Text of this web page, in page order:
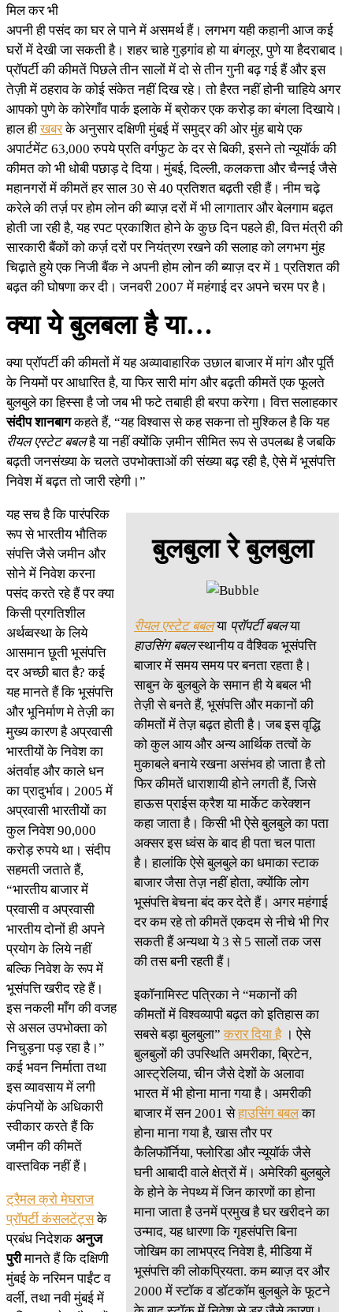
मिल कर भी
अपनी ही पसंद का घर ले पाने में असमर्थ हैं। लगभग यही कहानी आज कई
घरों में देखी जा सकती है। शहर चाहे गुड़गांव हो या बंगलूर, पुणे या हैदराबाद।
प्रॉपर्टी की कीमतें पिछले तीन सालों में दो से तीन गुनी बढ़ गई हैं और इस
तेज़ी में ठहराव के कोई संकेत नहीं दिख रहे। तो हैरत नहीं होनी चाहिये अगर
आपको पुणे के कोरेगाँव पार्क इलाके में ब्रोकर एक करोड़ का बंगला दिखाये।
हाल हीखबरके अनुसार दक्षिणी मुंबई में समुद्र की ओर मुंह बाये एक
अपार्टमेंट 63,000 रुपये प्रति वर्गफुट के दर से बिकी, इसने तो न्यूयॉर्क की
कीमत को भी धोबी पछाड़ दे दिया। मुंबई, दिल्ली, कलकत्ता और चैन्नई जैसे
महानगरों में कीमतें हर साल 30 से 40 प्रतिशत बढ़ती रही हैं। नीम चढ़े
करेले की तर्ज़ पर होम लोन की ब्याज़ दरों में भी लागातार और बेलगाम बढ़त
होती जा रही है, यह रपट प्रकाशित होने के कुछ दिन पहले ही, वित्त मंत्री की
सारकारी बैंकों को कर्ज़ दरों पर नियंत्रण रखने की सलाह को लगभग मुंह
चिढ़ाते हुये एक निजी बैंक ने अपनी होम लोन की ब्याज़ दर में 1 प्रतिशत की
बढ़त की घोषणा कर दी। जनवरी 2007 में महंगाई दर अपने चरम पर है।
क्या ये बुलबला है या…
क्या प्रॉपर्टी की कीमतों में यह अव्यावाहारिक उछाल बाजार में मांग और पूर्ति
के नियमों पर आधारित है, या फिर सारी मांग और बढ़ती कीमतें एक फूलते
बुलबुले का हिस्सा है जो जब भी फटे तबाही ही बरपा करेगा। वित्त सलाहकार
संदीप शानबागकहते हैं, “यह विश्वास से कह सकना तो मुश्किल है कि यह
रीयल एस्टेट बबलहै या नहीं क्योंकि ज़मीन सीमित रूप से उपलब्ध है जबकि
बढ़ती जनसंख्या के चलते उपभोक्ताओं की संख्या बढ़ रही है, ऐसे में भूसंपत्ति
निवेश में बढ़त तो जारी रहेगी।”
बुलबुला रे बुलबुला
रीयल एस्टेट बबलया प्रॉपर्टी बबलया
हाउसिंग बबलस्थानीय व वैश्विक भूसंपत्ति
बाजार में समय समय पर बनता रहता है।
साबुन के बुलबुले के समान ही ये बबल भी
तेज़ी से बनते हैं, भूसंपत्ति और मकानों की
कीमतों में तेज़ बढ़त होती है। जब इस वृद्धि
को कुल आय और अन्य आर्थिक तत्वों के
मुकाबले बनाये रखना असंभव हो जाता है तो
फिर कीमतें धाराशायी होने लगती हैं, जिसे
हाऊस प्राईस क्रैश या मार्केट करेक्शन
कहा जाता है। किसी भी ऐसे बुलबुले का पता
अक्सर इस ध्वंस के बाद ही पता चल पाता
है। हालांकि ऐसे बुलबुले का धमाका स्टाक
बाजार जैसा तेज़ नहीं होता, क्योंकि लोग
भूसंपत्ति बेचना बंद कर देते हैं। अगर महंगाई
दर कम रहे तो कीमतें एकदम से नीचे भी गिर
सकती हैं अन्यथा ये 3 से 5 सालों तक जस
की तस बनी रहती हैं।
इकॉनामिस्ट पत्रिका ने “मकानों की
कीमतों में विश्वव्यापी बढ़त को इतिहास का
सबसे बड़ा बुलबुला”करार दिया है। ऐसे
बुलबुलों की उपस्थिति अमरीका, ब्रिटेन,
आस्ट्रेलिया, चीन जैसे देशों के अलावा
भारत में भी होना माना गया है। अमरीकी
बाजार में सन 2001 सेहाउसिंग बबलका
होना माना गया है, खास तौर पर
कैलिफॉर्निया, फ्लोरिडा और न्यूयॉर्क जैसे
घनी आबादी वाले क्षेत्रों में। अमेरिकी बुलबुले
के होने के नेपथ्य में जिन कारणों का होना
माना जाता है उनमें प्रमुख है घर खरीदने का
उन्माद, यह धारणा कि गृहसंपत्ति बिना
जोखिम का लाभप्रद निवेश है, मीडिया में
भूसंपत्ति की लोकप्रियता. कम ब्याज़ दर और
2000 में स्टॉक व डॉटकॉम बुलबुले के फूटने
यह सच है कि पारंपरिक
रूप से भारतीय भौतिक
संपत्ति जैसे जमीन और
सोने में निवेश करना
पसंद करते रहे हैं पर क्या
किसी प्रगतिशील
अर्थव्वस्था के लिये
आसमान छूती भूसंपत्ति
दर अच्छी बात है? कई
यह मानते हैं कि भूसंपत्ति
और भूनिर्माण मे तेज़ी का
मुख्य कारण है अप्रवासी
भारतीयों के निवेश का
अंतर्वाह और काले धन
का प्रादुर्भाव। 2005 में
अप्रवासी भारतीयों का
कुल निवेश 90,000
करोड़ रुपये था। संदीप
सहमती जताते हैं,
“भारतीय बाजार में
प्रवासी व अप्रवासी
भारतीय दोनों ही अपने
प्रयोग के लिये नहीं
बल्कि निवेश के रूप में
भूसंपत्ति खरीद रहे हैं।
इस नकली माँग की वजह
से असल उपभोक्ता को
निचुड़ना पड़ रहा है।”
कई भवन निर्माता तथा
इस व्यावसाय में लगी
कंपनियों के अधिकारी
स्वीकार करते हैं कि
जमीन की कीमतें
वास्तविक नहीं हैं।
ट्रैमल क्रो मेघराज
प्रॉपर्टी कंसलटेंट्सके
प्रबंध निदेशक अनुज
पुरीमानते हैं कि दक्षिणी
मुंबई के नरिमन पाईंट व
वर्ली, तथा नवी मुंबई में